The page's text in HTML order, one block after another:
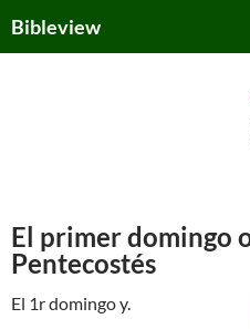
toBibleview
El primer domingo
Pentecostés
El 1r domingo y.